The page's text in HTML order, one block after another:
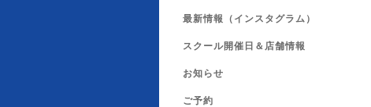
最新情報（インスタグラム）
スクール開催日＆店舗情報
お知らせ
ご予約